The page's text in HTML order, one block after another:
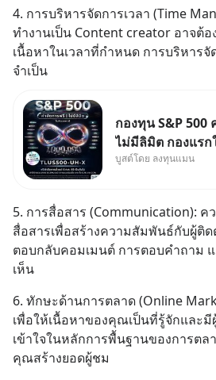
4. การบริหารจัดการเวลา (Time
ทำงานเป็น Content creator อาจต้อ
เนื้อหาในเวลาที่กำหนด การบริหารจั
จำเป็น
กองทุน S&P 500
ไม่มีลิมิต กองแรก
กองทุนที่ออกแบบ
บูสต์โดย ลงทุนแมน
5. การสื่อสาร (Communication): ค
สื่อสารเพื่อสร้างความสัมพันธ์กับผู้ติ
ตอบกลับคอมเมนต์ การตอบคำถาม
เห็น
6. ทักษะด้านการตลาด (Online
เพื่อให้เนื้อหาของคุณเป็นที่รู้จักและ
เข้าใจในหลักการพื้นฐานของการต
คุณสร้างยอดผู้ชม